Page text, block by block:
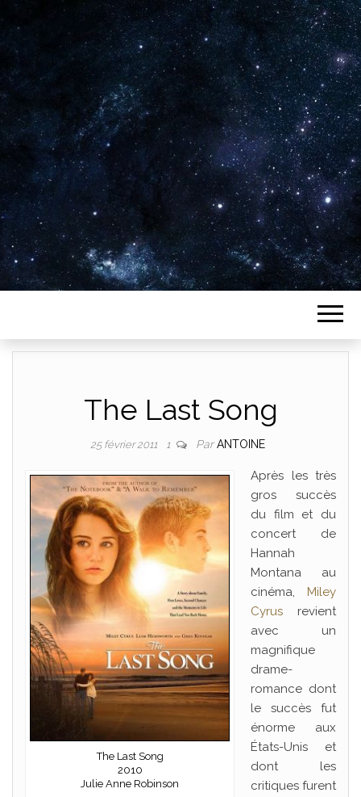
Plus de 2800 critiques de films
The Last Song
25 février 2011 1 ParANTOINE
The Last Song
2010
Julie Anne Robinson
Après les très
gros succès
du film et du
concert de
Hannah
Montana au
cinéma, Miley
Cyrus revient
avec un
magnifique
drame-
romance dont
le succès fut
énorme aux
États-Unis et
dont les
critiques furent